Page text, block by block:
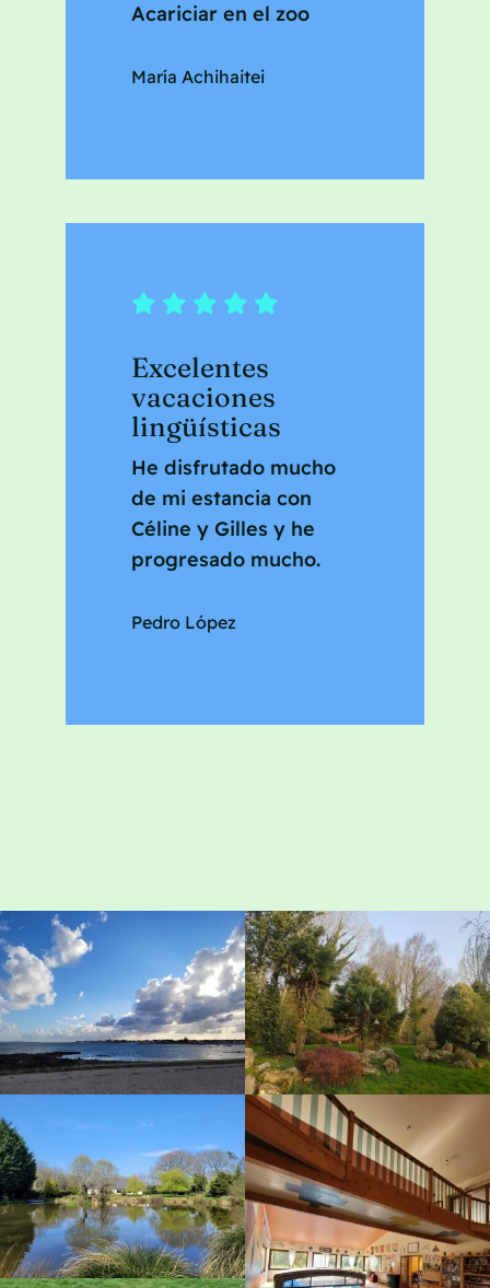
Acariciar en el zoo
María Achihaitei
Excelentes
vacaciones
lingüísticas
He disfrutado mucho
de mi estancia con
Céline y Gilles y he
progresado mucho.
Pedro López